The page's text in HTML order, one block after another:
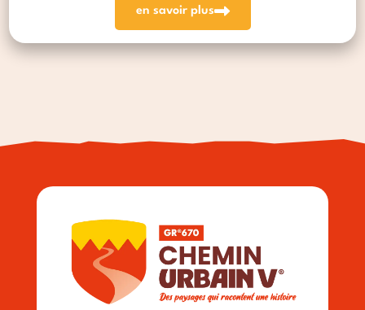
en savoir plus